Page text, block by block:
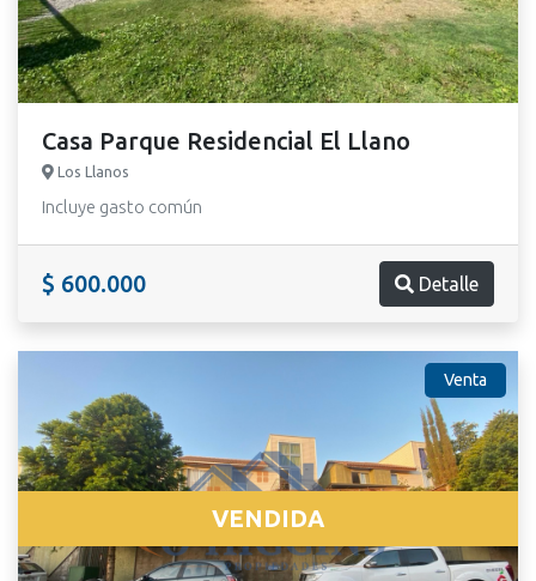
Casa Parque Residencial El Llano
Los Llanos
Incluye gasto común
$ 600.000 Detalle
Venta
VENDIDA